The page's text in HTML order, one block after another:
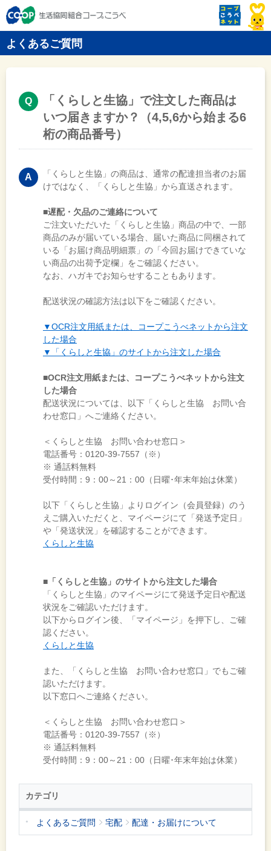
よくあるご質問
「くらしと生協」で注文した商品は
いつ届きますか？（4,5,6から始まる6
桁の商品番号）
「くらしと生協」の商品は、通常の配達担当者のお届
けではなく、「くらしと生協」から直送されます。
■遅配・欠品のご連絡について
ご注文いただいた「くらしと生協」商品の中で、一部
商品のみが届いている場合、届いた商品に同梱されて
いる「お届け商品明細票」の「今回お届けできていな
い商品の出荷予定欄」をご確認ください。
なお、ハガキでお知らせすることもあります。
配送状況の確認方法は以下をご確認ください。
▼OCR注文用紙または、コープこうべネットから注文
した場合
▼「くらしと生協」のサイトから注文した場合
■OCR注文用紙または、コープこうべネットから注文
した場合
配送状況については、以下「くらしと生協 お問い合
わせ窓口」へご連絡ください。
＜くらしと生協 お問い合わせ窓口＞
電話番号：0120-39-7557（※）
※ 通話料無料
受付時間：9：00～21：00（日曜･年末年始は休業）
以下「くらしと生協」よりログイン（会員登録）のう
えご購入いただくと、マイページにて「発送予定日」
や「発送状況」を確認することができます。
くらしと生協
■「くらしと生協」のサイトから注文した場合
「くらしと生協」のマイページにて発送予定日や配送
状況をご確認いただけます。
以下からログイン後、「マイページ」を押下し、ご確
認ください。
くらしと生協
また、「くらしと生協 お問い合わせ窓口」でもご確
認いただけます。
以下窓口へご連絡ください。
＜くらしと生協 お問い合わせ窓口＞
電話番号：0120-39-7557（※）
※ 通話料無料
受付時間：9：00～21：00（日曜･年末年始は休業）
カテゴリ
よくあるご質問 宅配 配達・お届けについて